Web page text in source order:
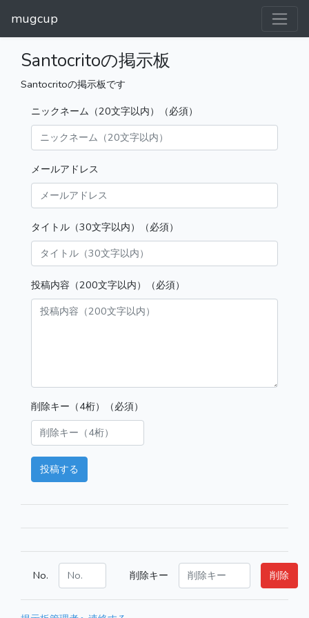
mugcup
Santocritoの掲示板
Santocritoの掲示板です
ニックネーム（20文字以内）（必須）
メールアドレス
タイトル（30文字以内）（必須）
投稿内容（200文字以内）（必須）
削除キー（4桁）（必須）
投稿する
No. 削除キー 削除